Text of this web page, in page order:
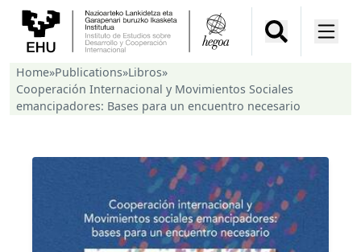
Home»Publications»Libros»
Cooperación Internacional y Movimientos Sociales
emancipadores: Bases para un encuentro necesario